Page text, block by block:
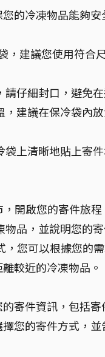
的冷凍物品能夠
，建議您使用符合
仔細封口，避免
建議在保冷袋內
袋上清晰地貼上寄
開啟您的寄件旅
品，並說明您的寄
，您可以根據您的
較近的冷凍物品。
寄件資訊，包括
您的寄件方式，